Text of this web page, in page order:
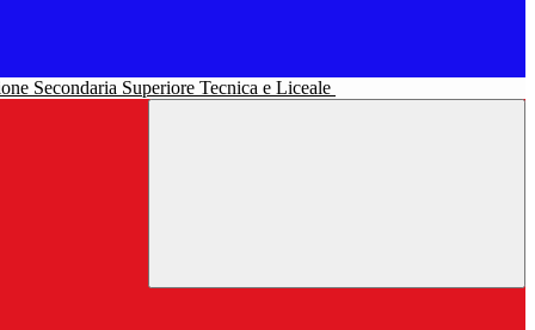
Secondaria Superiore Tecnica e Liceale